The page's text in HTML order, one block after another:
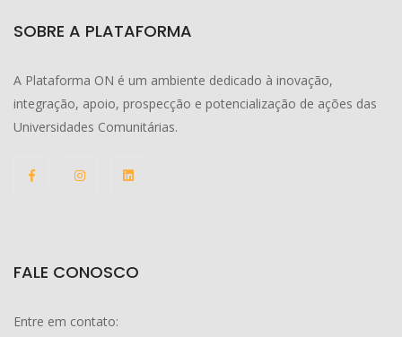
SOBRE A PLATAFORMA
A Plataforma ON é um ambiente dedicado à inovação,
integração, apoio, prospecção e potencialização de ações das
Universidades Comunitárias.
FALE CONOSCO
Entre em contato: